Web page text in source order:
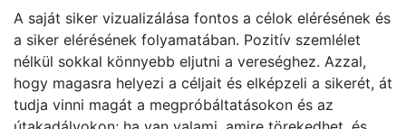
A saját siker vizualizálása fontos a célok elérésének és
a siker elérésének folyamatában. Pozitív szemlélet
nélkül sokkal könnyebb eljutni a vereséghez. Azzal,
hogy magasra helyezi a céljait és elképzeli a sikerét, át
tudja vinni magát a megpróbáltatásokon és az